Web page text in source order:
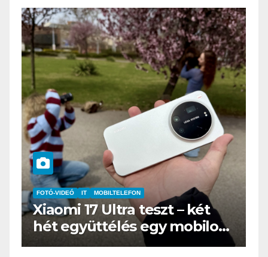
MOBILTELEFON
Ultra teszt – két
egy mobilos
MŰSZAKI
BOOX Go
az e-book
öltönyt húz